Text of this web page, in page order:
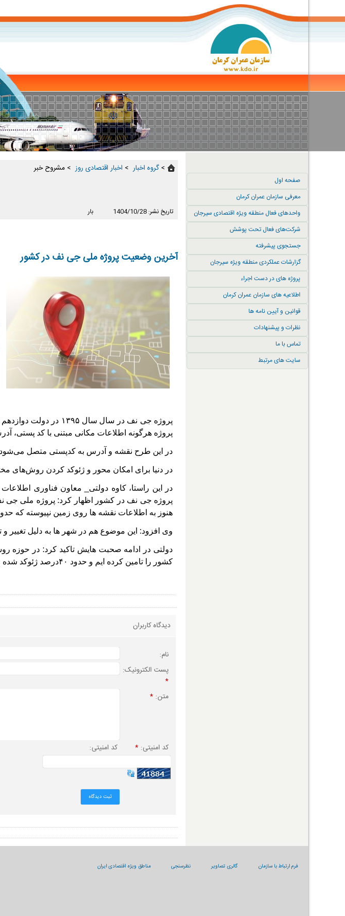
صفحه اول
معرفی سازمان عمران کرمان
واحدهای فعال منطقه ویژه اقتصادی سیرجان
شرکت‌های فعال تحت پوشش
جستجوی پیشرفته
گزارشات عملکردی منطقه ویژه سیرجان
پروژه های در دست اجراء
اطلاعیه های سازمان عمران کرمان
قوانین و آیین نامه ها
نظرات و پیشنهادات
تماس با ما
سایت های مرتبط
>گروه اخبار ‏ > اخبار اقتصادی روز ‏ > مشروح خبر
تاریخ نشر: 1404/10/28 بار
آخرین وضعیت پروژه ملی جی نف در کشور
پروژه جی نف در سال
پروژه هرگونه اطلاعات مکانی مبتنی با کد
در این طرح نقشه و آدرس به کدپستی متصل می‌شود،
در دنیا برای امکان محور و ژئوکد کردن روش‌های
در این راستا، کاوه دولتی_ معاون فناوری
پروژه جی نف در کشور اظهار کرد: پروژه ملی جی
هنوز به اطلاعات نقشه ها روی زمین نپیوسته که حدود ۱۰ درصد
وی افزود: این موضوع هم در شهر ها به دلیل
کشور را تامین کرده ایم و حدود ۴۰درصد ژئوکد شده و تلاش می شود تا پایان سال تعداد ژئوکد نقشه های روستایی نیز به ۷۰ درصد برسانیم.
دیدگاه کاربران
نام:
پست الکترونیک:
*
متن: *
کد امنیتی: * کد امنیتی:
فرم ارتباط با سازمان گالری تصاویر نظرسنجی مناطق ویژه اقتصادی ایران